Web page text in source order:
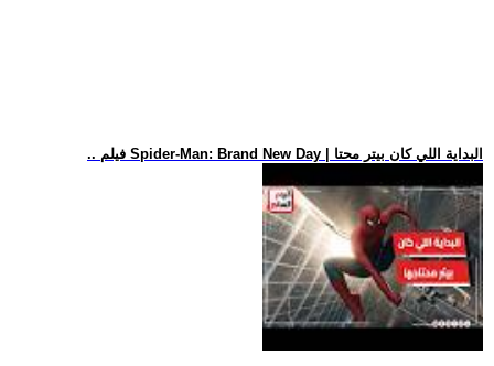
.. فيلم Spider-Man: Brand New Day | البداية اللي كان بيتر محتا